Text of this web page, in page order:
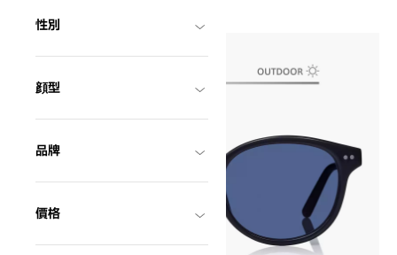
性別
顔型
品牌
價格